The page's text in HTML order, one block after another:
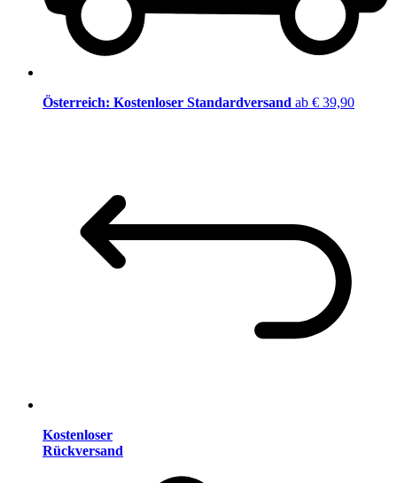
Österreich: Kostenloser Standardversand ab € 39,90
Kostenloser
Rückversand